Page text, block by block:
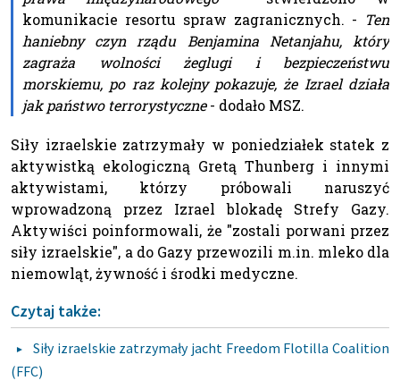
komunikacie resortu spraw zagranicznych. - Ten
haniebny czyn rządu Benjamina Netanjahu, który
zagraża wolności żeglugi i bezpieczeństwu
morskiemu, po raz kolejny pokazuje, że Izrael działa
jak państwo terrorystyczne- dodało MSZ.
Siły izraelskie zatrzymały w poniedziałek statek z
aktywistką ekologiczną Gretą Thunberg i innymi
aktywistami, którzy próbowali naruszyć
wprowadzoną przez Izrael blokadę Strefy Gazy.
Aktywiści poinformowali, że "zostali porwani przez
siły izraelskie", a do Gazy przewozili m.in. mleko dla
niemowląt, żywność i środki medyczne.
Czytaj także:
Siły izraelskie zatrzymały jacht Freedom Flotilla Coalition
(FFC)